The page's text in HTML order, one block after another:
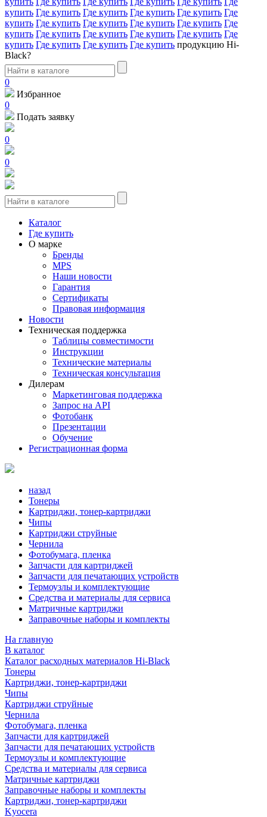
купить Где купить Где купить Где купить Где купить Где
купить Где купить Где купить Где купить Где купить Где
купить Где купить Где купить Где купить Где купить Где
купить Где купить Где купить Где купить продукцию Hi-
Black?
0
Избранное
0
Подать заявку
0
0
Каталог
Где купить
О марке
Бренды
MPS
Наши новости
Гарантия
Сертификаты
Правовая информация
Новости
Техническая поддержка
Таблицы совместимости
Инструкции
Технические материалы
Техническая консультация
Дилерам
Маркетинговая поддержка
Запрос на API
Фотобанк
Презентации
Обучение
Регистрационная форма
назад
Тонеры
Картриджи, тонер-картриджи
Чипы
Картриджи струйные
Чернила
Фотобумага, пленка
Запчасти для картриджей
Запчасти для печатающих устройств
Термоузлы и комплектующие
Средства и материалы для сервиса
Матричные картриджи
Заправочные наборы и комплекты
На главную
В каталог
Каталог расходных материалов Hi-Black
Тонеры
Картриджи, тонер-картриджи
Чипы
Картриджи струйные
Чернила
Фотобумага, пленка
Запчасти для картриджей
Запчасти для печатающих устройств
Термоузлы и комплектующие
Средства и материалы для сервиса
Матричные картриджи
Заправочные наборы и комплекты
Картриджи, тонер-картриджи
Kyocera